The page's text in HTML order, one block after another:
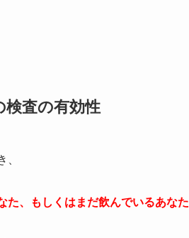
検査の有効性
、
た、もしくはまだ飲んでいるあなた